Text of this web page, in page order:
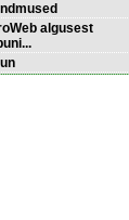
algusest